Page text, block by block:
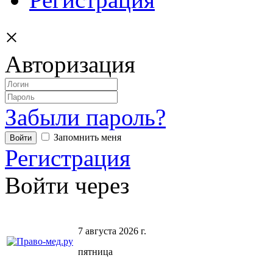
×
Авторизация
Забыли пароль?
Запомнить меня
Регистрация
Войти через
7 августа 2026 г.
пятница